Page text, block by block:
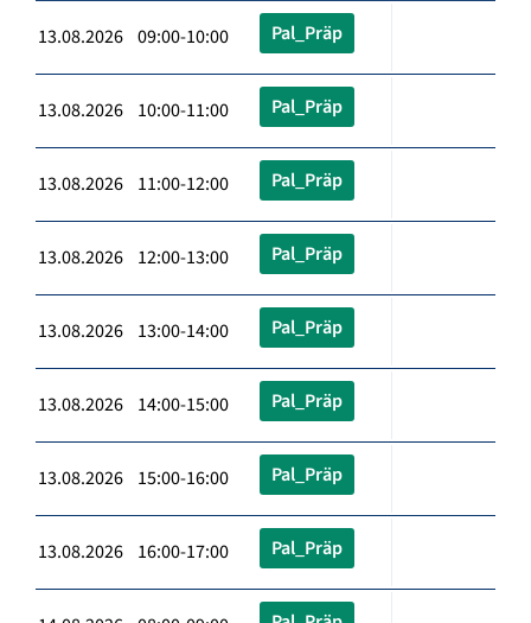
13.08.2026 09:00-10:00 Pal_Präp
13.08.2026 10:00-11:00 Pal_Präp
13.08.2026 11:00-12:00 Pal_Präp
13.08.2026 12:00-13:00 Pal_Präp
13.08.2026 13:00-14:00 Pal_Präp
13.08.2026 14:00-15:00 Pal_Präp
13.08.2026 15:00-16:00 Pal_Präp
13.08.2026 16:00-17:00 Pal_Präp